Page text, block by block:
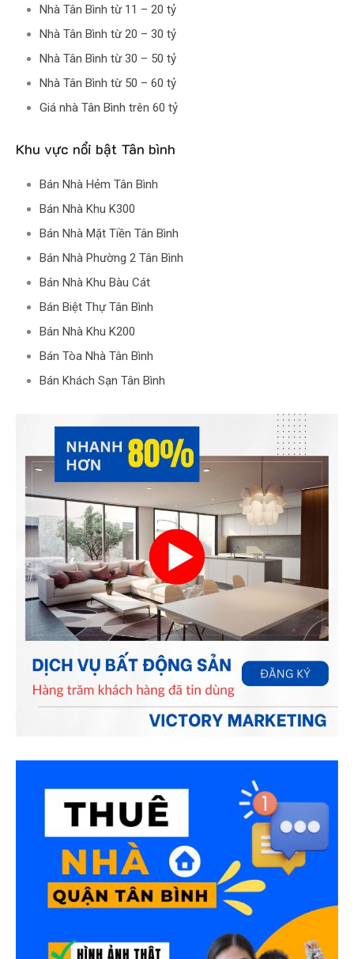
Nhà Tân Bình từ 11 – 20 tỷ
Nhà Tân Bình từ 20 – 30 tỷ
Nhà Tân Bình từ 30 – 50 tỷ
Nhà Tân Bình từ 50 – 60 tỷ
Giá nhà Tân Bình trên 60 tỷ
Khu vực nổi bật Tân bình
Bán Nhà Hẻm Tân Bình
Bán Nhà Khu K300
Bán Nhà Mặt Tiền Tân Bình
Bán Nhà Phường 2 Tân Bình
Bán Nhà Khu Bàu Cát
Bán Biệt Thự Tân Bình
Bán Nhà Khu K200
Bán Tòa Nhà Tân Bình
Bán Khách Sạn Tân Bình